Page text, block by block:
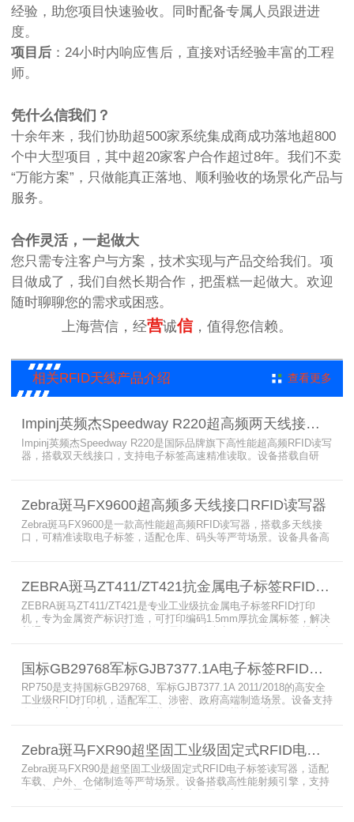
经验，助您项目快速验收。同时配备专属人员跟进进
度。
项目后 ：24小时内响应售后，直接对话经验丰富的工程
师。
凭什么信我们？
十余年来，我们协助超500家系统集成商成功落地超800
个中大型项目，其中超20家客户合作超过8年。我们不卖
“万能方案”，只做能真正落地、顺利验收的场景化产品与
服务。
合作灵活，一起做大
您只需专注客户与方案，技术实现与产品交给我们。项
目做成了，我们自然长期合作，把蛋糕一起做大。欢迎
随时聊聊您的需求或困惑。
上海营信，经营诚信，值得您信赖。
相关RFID天线产品介绍 查看更多
Impinj英频杰Speedway R220超高频两天线接口RFID读写器
Impinj英频杰Speedway R220是国际品牌旗下高性能超高频RFID读写
器，搭载双天线接口，支持电子标签高速精准读取。设备搭载自研
备。
Zebra斑马FX9600超高频多天线接口RFID读写器
Zebra斑马FX9600是一款高性能超高频RFID读写器，搭载多天线接
口，可精准读取电子标签，适配仓库、码头等严苛场景。设备具备高
ZEBRA斑马ZT411/ZT421抗金属电子标签RFID打印机
ZEBRA斑马ZT411/ZT421是专业工业级抗金属电子标签RFID打印
机，专为金属资产标识打造，可打印编码1.5mm厚抗金属标签，解决
需贴标作业。
国标GB29768军标GJB7377.1A电子标签RFID打印机RP750
RP750是支持国标GB29768、军标GJB7377.1A 2011/2018的高安全
工业级RFID打印机，适配军工、涉密、政府高端制造场景。设备支持
候高负荷打印需求。
Zebra斑马FXR90超坚固工业级固定式RFID电子标签读写器
Zebra斑马FXR90是超坚固工业级固定式RFID电子标签读写器，适配
车载、户外、仓储制造等严苛场景。设备搭载高性能射频引擎，支持